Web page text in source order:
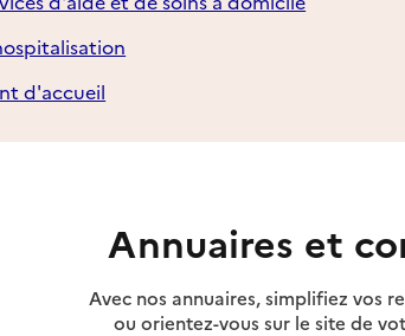
d'accueil
Annuaires et
Avec nos annuaires, simplifiez vos
ou orientez-vous sur le site de